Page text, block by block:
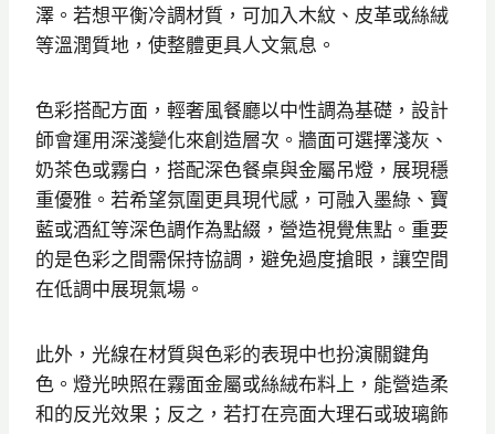
澤。若想平衡冷調材質，可加入木紋、皮革或絲絨
等溫潤質地，使整體更具人文氣息。
色彩搭配方面，輕奢風餐廳以中性調為基礎，設計
師會運用深淺變化來創造層次。牆面可選擇淺灰、
奶茶色或霧白，搭配深色餐桌與金屬吊燈，展現穩
重優雅。若希望氛圍更具現代感，可融入墨綠、寶
藍或酒紅等深色調作為點綴，營造視覺焦點。重要
的是色彩之間需保持協調，避免過度搶眼，讓空間
在低調中展現氣場。
此外，光線在材質與色彩的表現中也扮演關鍵角
色。燈光映照在霧面金屬或絲絨布料上，能營造柔
和的反光效果；反之，若打在亮面大理石或玻璃飾